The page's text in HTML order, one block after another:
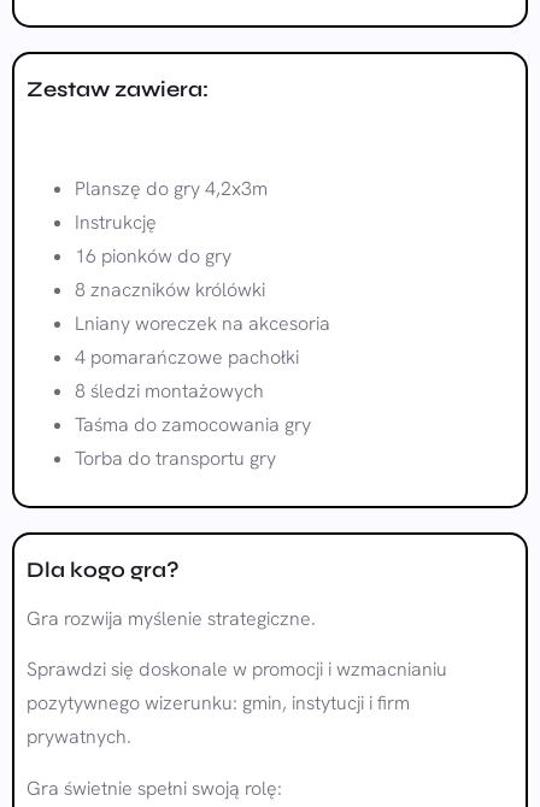
Zestaw zawiera:
Planszę do gry 4,2x3m
Instrukcję
16 pionków do gry
8 znaczników królówki
Lniany woreczek na akcesoria
4 pomarańczowe pachołki
8 śledzi montażowych
Taśma do zamocowania gry
Torba do transportu gry
Dla kogo gra?
Gra rozwija myślenie strategiczne.
Sprawdzi się doskonale w promocji i wzmacnianiu
pozytywnego wizerunku: gmin, instytucji i firm
prywatnych.
Gra świetnie spełni swoją rolę: